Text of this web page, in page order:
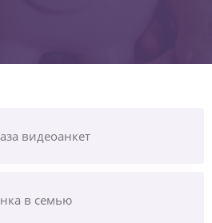
видеоанкет
в семью